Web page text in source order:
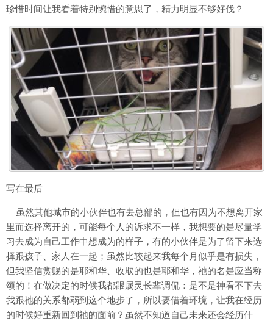
珍惜时间让我看着特别惋惜的意思了，精力明显不够好伐？
写在最后
虽然其他城市的小伙伴也有去总部的，但也有因为不想离开家
里而选择离开的，可能每个人的诉求不一样，我想要的是尽量学
习去成为自己工作中想成为的样子，有的小伙伴是为了留下来选
择跟孩子、家人在一起；虽然比较起来我每个月似乎是有损失，
但我坚信赏赐的是耶和华、收取的也是耶和华，祂的名是应当称
颂的！在做决定的时候我都跟属灵长辈调侃：是不是神看不下去
我跟祂的关系都弱到这个地步了，所以要借着环境，让我在经历
的时候好重新回到祂的面前？虽然不知道自己未来还会经历什